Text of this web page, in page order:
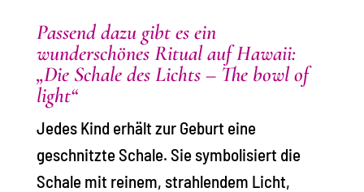
Passend dazu gibt es ein
wunderschönes Ritual auf Hawaii:
„Die Schale des Lichts – The bowl of
light“
Jedes Kind erhält zur Geburt eine
geschnitzte Schale. Sie symbolisiert die
Schale mit reinem, strahlendem Licht,